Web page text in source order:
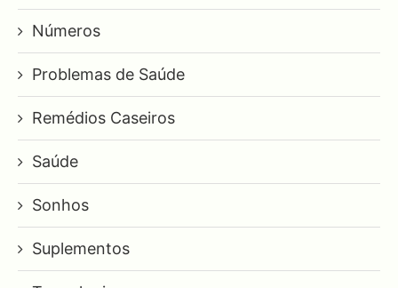
Números
Problemas de Saúde
Remédios Caseiros
Saúde
Sonhos
Suplementos